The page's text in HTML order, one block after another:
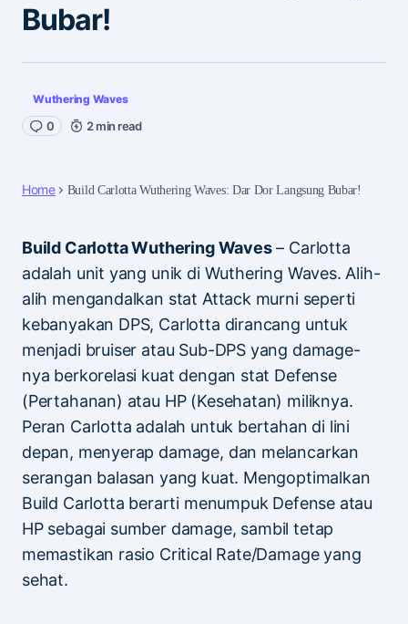
Bubar!
Wuthering Waves
0 2 min read
Home Build Carlotta Wuthering Waves: Dar Dor Langsung Bubar!
Build Carlotta Wuthering Waves– Carlotta
adalah unit yang unik di Wuthering Waves. Alih-
alih mengandalkan stat Attack murni seperti
kebanyakan DPS, Carlotta dirancang untuk
menjadi bruiser atau Sub-DPS yang damage-
nya berkorelasi kuat dengan stat Defense
(Pertahanan) atau HP (Kesehatan) miliknya.
Peran Carlotta adalah untuk bertahan di lini
depan, menyerap damage, dan melancarkan
serangan balasan yang kuat. Mengoptimalkan
Build Carlotta berarti menumpuk Defense atau
HP sebagai sumber damage, sambil tetap
memastikan rasio Critical Rate/Damage yang
sehat.